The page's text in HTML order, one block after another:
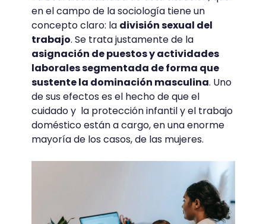
en el campo de la sociología tiene un
concepto claro: la división sexual del
trabajo. Se trata justamente de la
asignación de puestos y actividades
laborales segmentada de forma que
sustente la dominación masculina. Uno
de sus efectos es el hecho de que el
cuidado y la protección infantil y el trabajo
doméstico están a cargo, en una enorme
mayoría de los casos, de las mujeres.